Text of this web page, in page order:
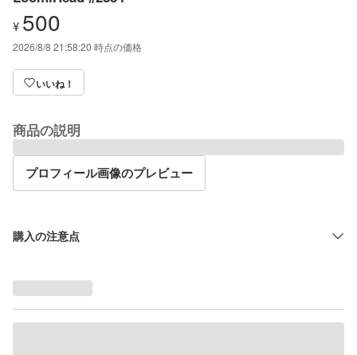
¥ 500
2026/8/8 21:58:20 時点の価格
いいね！
商品の説明
プロフィール画像のプレビュー
購入の注意点